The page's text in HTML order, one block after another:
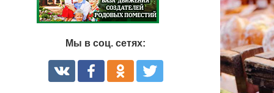
Мы в соц. сетях: